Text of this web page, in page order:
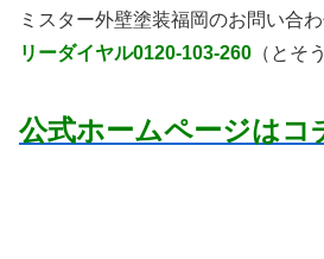
ミスター外壁塗装福岡のお問い合
リーダイヤル0120-103-260 （とそ
公式ホームページはコ